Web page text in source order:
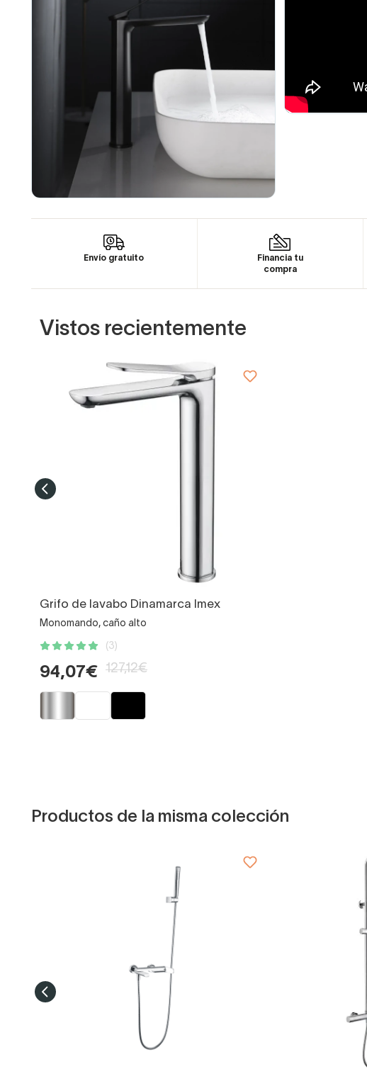
Envío gratuito
Financia tu
compra
Vistos recientemente
Grifo de lavabo Dinamarca Imex
Monomando, caño alto
(3)
94,07€ 127,12€
Productos de la misma colección